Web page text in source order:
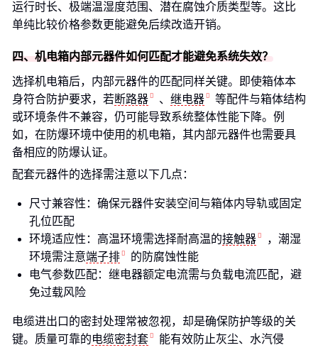
运行时长、极端温湿度范围、潜在腐蚀介质类型等。这比
单纯比较价格参数更能避免后续改造开销。
四、机电箱内部元器件如何匹配才能避免系统失效？
选择机电箱后，内部元器件的匹配同样关键。即使箱体本
身符合防护要求，若断路器 、 继电器
等配件与箱体结构
或环境条件不兼容，仍可能导致系统整体性能下降。例
如，在防爆环境中使用的机电箱，其内部元器件也需要具
备相应的防爆认证。
配套元器件的选择需注意以下几点：
尺寸兼容性：确保元器件安装空间与箱体内导轨或固定
孔位匹配
环境适应性：高温环境需选择耐高温的接触器
，潮湿
环境需注意端子排
的防腐蚀性能
电气参数匹配：继电器额定电流需与负载电流匹配，避
免过载风险
电缆进出口的密封处理常被忽视，却是确保防护等级的关
键。质量可靠的电缆密封套
能有效防止灰尘、水汽侵